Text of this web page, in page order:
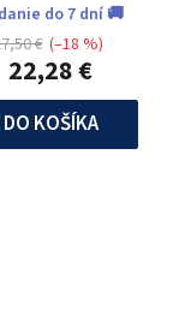
do 7 dní 🚚
22,28 €
€ (–18 %)
DO KOŠÍKA